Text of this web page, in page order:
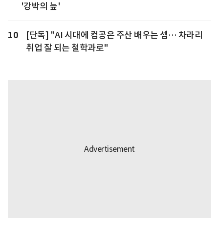
'강박의 늪'
10
[단독] "AI 시대에 컴공은 주산 배우는 셈… 차라리
취업 잘 되는 철학과로"